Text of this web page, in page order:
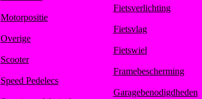
Motorpositie
Overige
Scooter
Speed Pedelecs
Fietsverlichting
Fietsvlag
Fietswiel
Framebescherming
Garagebenodigdheden